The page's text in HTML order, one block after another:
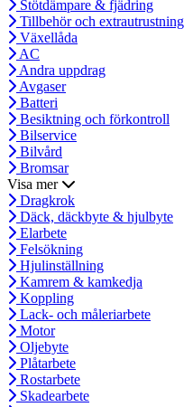
Stötdämpare & fjädring
Tillbehör och extrautrustning
Växellåda
AC
Andra uppdrag
Avgaser
Batteri
Besiktning och förkontroll
Bilservice
Bilvård
Bromsar
Visa mer
Dragkrok
Däck, däckbyte & hjulbyte
Elarbete
Felsökning
Hjulinställning
Kamrem & kamkedja
Koppling
Lack- och måleriarbete
Motor
Oljebyte
Plåtarbete
Rostarbete
Skadearbete